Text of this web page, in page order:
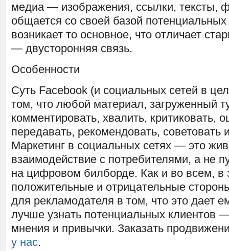
медиа — изображения, ссылки,
общается со своей базой
возникает то основное, что отличает
— двусторонняя связь.
Особенности
Суть Facebook (и социальных сетей в
том, что любой материал, загруженный
комментировать, хвалить, критиковать,
передавать, рекомендовать, советовать
Маркетинг в социальных сетях — это
взаимодействие с потребителями, а не
на цифровом билборде. Как и во всем, в
положительные и отрицательные
для рекламодателя в том, что это дает
лучше узнать потенциальных клиентов
мнения и привычки. Заказать
у нас.